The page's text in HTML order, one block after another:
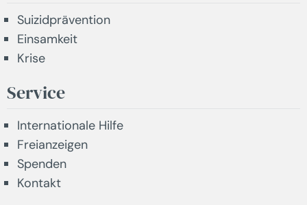
Suizidprävention
Einsamkeit
Krise
Service
Internationale Hilfe
Freianzeigen
Spenden
Kontakt